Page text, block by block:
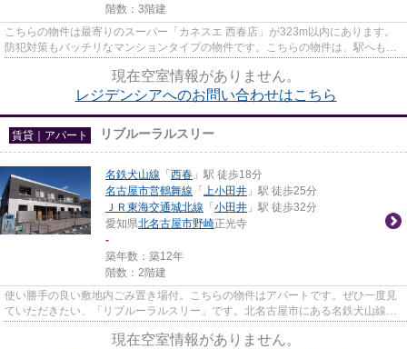
階数：3階建
こちらの物件は最寄りのスーパー「カネスエ 西春店」が323m以内にあります。
防犯対策もバッチリなマンションタイプの物件です。こちらの物件は、駅へも徒
現在空室情報がありません。
レジデンシアへのお問い合わせはこちら
賃貸｜アパート リブルーラルスリー
名鉄犬山線 「 西春 」駅 徒歩18分
名古屋市営鶴舞線 「 上小田井 」駅 徒歩25分
ＪＲ東海交通城北線 「 小田井 」駅 徒歩32分
愛知県北名古屋市野崎正光寺
-
築年数：築12年
階数：2階建
使い勝手の良い敷地内ごみ置き場付。こちらの物件はアパートです。ぜひ一度見
ていただきたい、「リブルーラルスリー」です。北名古屋市にある名鉄犬山線西
現在空室情報がありません。